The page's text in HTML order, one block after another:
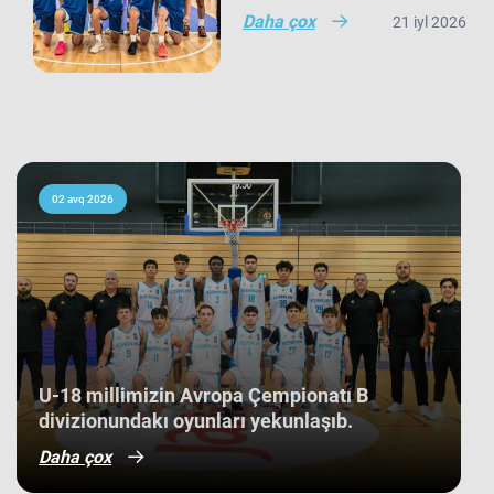
şəhərində təşkil olunan yarışda Anar
Sarıyevin rəhbərlik etdiyi U-20 milli
kollektivdən biri olan millimiz,
çempionatı 11-ci pillədə başa vurub.
Bu nəticə Azərbaycan basketbol
tarixində bir ilk kimi də statistikaya
düşüb. İlk baxışda yarışın tam
mərkəzində qərarlaşmaq adi bir
nəticə kimi görünsə də,
komandamızın yer aldığı qrupun
ağırlığı və rəqiblərin səviyyəsi bu
nəticənin adi bir nəticə olmadığını
göstərir. Bunu qrup mərhələsində
qarşılaşdığımız komandaların
çempionatın sonundakı yekun
mövqeləri də aydın sübut edir. Belə ki,
qrupdakı ən güclü rəqibimiz olan
İsveç millisi çempionatın bürünc
Daha çox 21 iyl 2026
02 avq 2026
U-18 millimizin Avropa Çempionatı B
divizionundakı oyunları yekunlaşıb.
Daha çox